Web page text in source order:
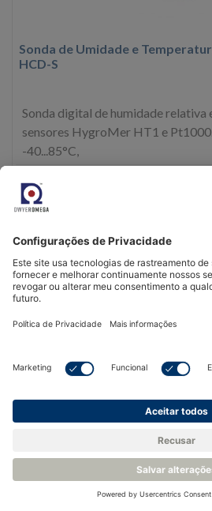
Sonda de Umidade e
HCD-S
Sonda digital de humidade relativa
sensores HygroMer HT1 e
-40...85°C,
Dados de calibração armazenados
possibilidade de troca fácil e
temperatura e humidade relativa e
conformidade com o Anexo 11 da
11/UE.